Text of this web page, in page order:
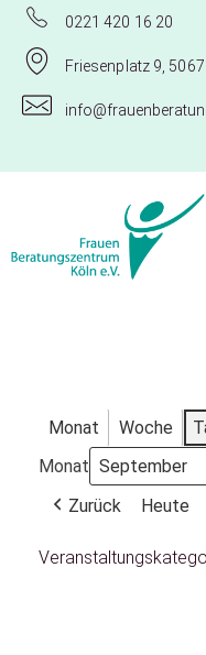
0221 420 16 20
Friesenplatz 9,
Monat Woche
Monat
Zurück
Heute